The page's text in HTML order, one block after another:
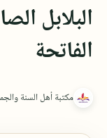
البلابل
الفاتحة